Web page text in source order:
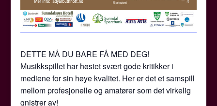
DETTE MÅ DU BARE FÅ MED DEG!
Musikkspillet har høstet svært gode kritikker i
mediene for sin høye kvalitet. Her er det et samspill
mellom profesjonelle og amatører som det virkelig
gnistrer av!